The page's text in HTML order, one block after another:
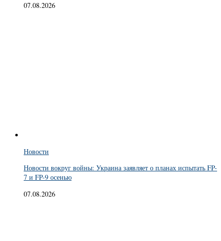
07.08.2026
Новости
Новости вокруг войны: Украина заявляет о планах испытать FP-
7 и FP-9 осенью
07.08.2026